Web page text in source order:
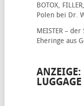
BOTOX,
Polen bei Dr.
MEISTER –
Eheringe aus
ANZEIGE:
LUGGAGE